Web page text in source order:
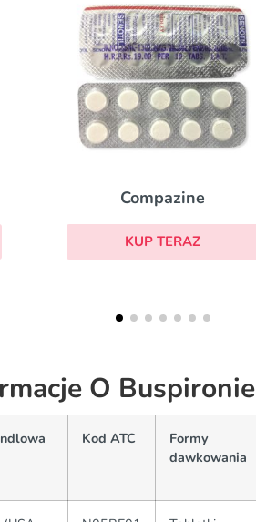
Strattera
KUP TERAZ
O Buspironie
Kod ATC
Formy
dawkowania